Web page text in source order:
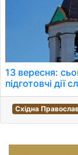
13 вересня:
підготовчі
Східна